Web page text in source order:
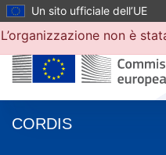
Un sito ufficiale dell’UE
CORDIS
L’organizzazione non è